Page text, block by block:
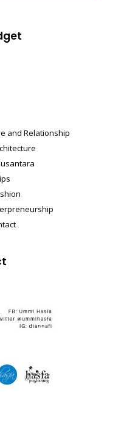
and Relationship